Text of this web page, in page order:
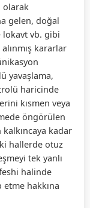
olarak
gelen, doğal
lokavt vb. gibi
kararlar
yavaşlama,
haricinde
kısmen veya
öngörülen
kadar
hallerde otuz
tek yanlı
halinde
etme hakkına